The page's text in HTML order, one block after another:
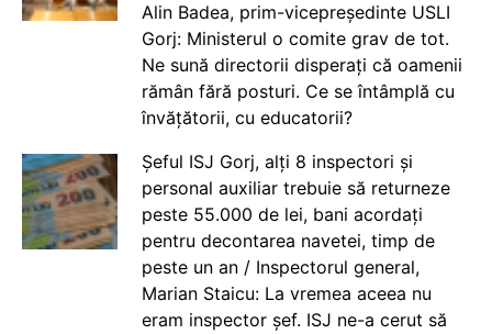
Alin Badea, prim-vicepreședinte USLI
Gorj: Ministerul o comite grav de tot.
Ne sună directorii disperați că oamenii
rămân fără posturi. Ce se întâmplă cu
învățătorii, cu educatorii?
Șeful ISJ Gorj, alți 8 inspectori și
personal auxiliar trebuie să returneze
peste 55.000 de lei, bani acordați
pentru decontarea navetei, timp de
peste un an / Inspectorul general,
Marian Staicu: La vremea aceea nu
eram inspector șef. ISJ ne-a cerut să